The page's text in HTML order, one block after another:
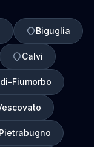
Biguglia
Calvi
Fiumorbo